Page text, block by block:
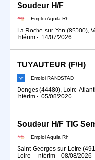
Soudeur H/F
Emploi Aquila Rh
La Roche-sur-Yon (85000),
Intérim - 14/07/2026
TUYAUTEUR (F/H)
Emploi RANDSTAD
Donges (44480), Loire-
Intérim - 05/08/2026
Soudeur H/F TIG
Emploi Aquila Rh
Saint-Georges-sur-Loire
Loire - Intérim - 08/08/2026